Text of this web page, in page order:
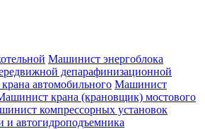
Машинист энергоблока
депарафинизационной
автомобильного Машинист
крана (крановщик) мостового
компрессорных установок
автогидроподъемника